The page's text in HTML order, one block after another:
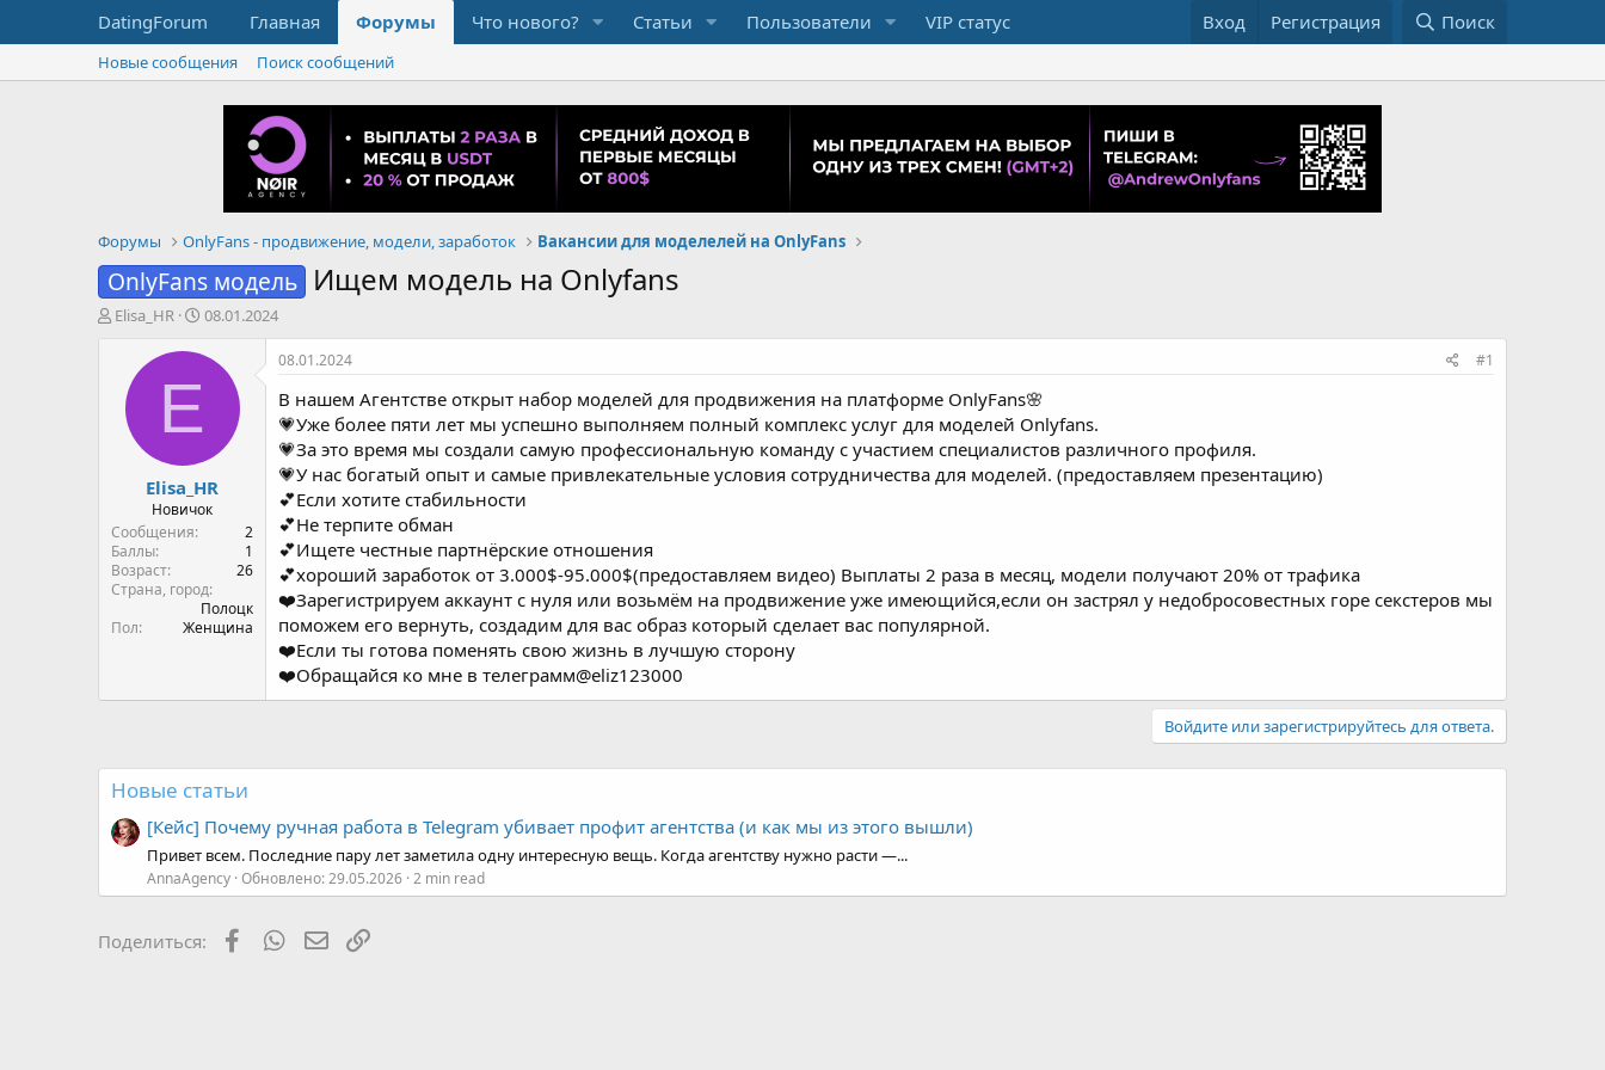
DatingForum Главная Форумы Что нового? Статьи Пользователи VIP статус Вход Регистрация Поиск
Новые сообщения Поиск сообщений
OnlyFans - продвижение, модели, заработок Вакансии для моделелей на OnlyFans
OnlyFans модель Ищем модель на Onlyfans
в
т
о
р
а
т
а
н
ч
E
Elisa_HR
Сообщения
Баллы
Возраст
Страна, город
Полоцк
Пол
Женщина
08.01.2024
💗Уже более пяти лет мы успешно выполняем полный комплекс услуг для моделей Onlyfans.
💗За это время мы создали самую профессиональную команду с участием специалистов различного профиля.
💗У нас богатый опыт и самые привлекательные условия сотрудничества для моделей. (предоставляем презентацию)
💕Если хотите стабильности
💕Не терпите обман
💕Ищете честные партнёрские отношения
💕хороший заработок от 3.000$-95.000$(предоставляем видео) Выплаты 2 раза в месяц, модели получают 20% от трафика
❤️Зарегистрируем аккаунт с нуля или возьмём на продвижение уже имеющийся,если он застрял у недобросовестных горе секстеров мы
поможем его вернуть, создадим для вас образ который сделает вас популярной.
❤️Если ты готова поменять свою жизнь в лучшую сторону
❤️Обращайся ко мне в телеграмм@eliz123000
Новые статьи
Привет всем. Последние пару лет заметила одну интересную вещь. Когда агентству нужно расти —...
AnnaAgency Обновлено:
Поделиться: FacebookWhatsAppЭлектронная почта
Ссылка